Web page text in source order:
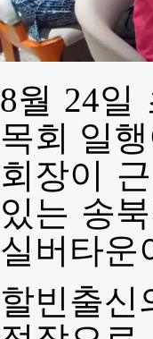
8월 24일
목회 일
회장이
있는 송
실버타운
할빈출